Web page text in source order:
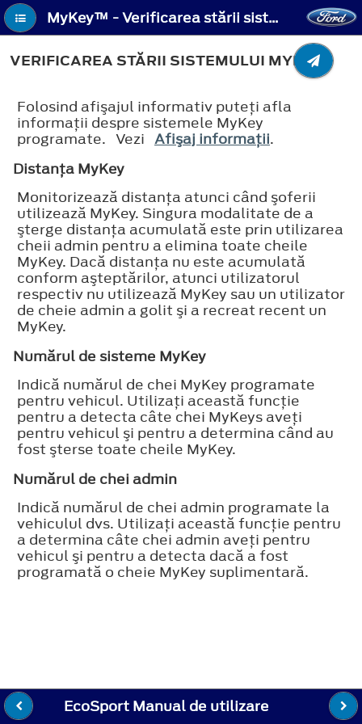
MyKey™ - Verificarea stării sistemului MyKey
VERIFICAREA STĂRII SISTEMULUI MYKEY
Folosind afişajul informativ puteţi afla
informaţii despre sistemele MyKey
programate. Vezi Afişaj informaţii.
Distanţa MyKey
Monitorizează distanţa atunci când şoferii
utilizează MyKey. Singura modalitate de a
şterge distanţa acumulată este prin utilizarea
cheii admin pentru a elimina toate cheile
MyKey. Dacă distanţa nu este acumulată
conform aşteptărilor, atunci utilizatorul
respectiv nu utilizează MyKey sau un utilizator
de cheie admin a golit şi a recreat recent un
MyKey.
Numărul de sisteme MyKey
Indică numărul de chei MyKey programate
pentru vehicul. Utilizaţi această funcţie
pentru a detecta câte chei MyKeys aveţi
pentru vehicul şi pentru a determina când au
fost şterse toate cheile MyKey.
Numărul de chei admin
Indică numărul de chei admin programate la
vehiculul dvs. Utilizaţi această funcţie pentru
a determina câte chei admin aveţi pentru
vehicul şi pentru a detecta dacă a fost
programată o cheie MyKey suplimentară.
EcoSport Manual de utilizare